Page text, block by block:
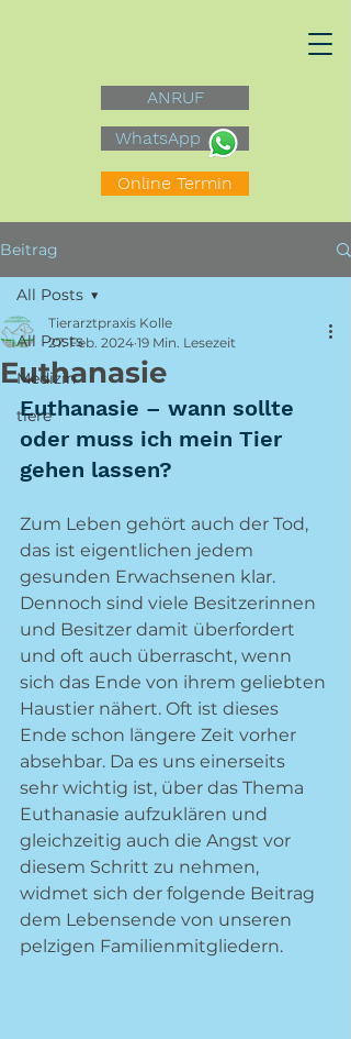
ANRUF
WhatsApp
Online Termin
Beitrag
All Posts
Medizin
tiere
All Posts
Euthanasie
Tierarztpraxis Kolle
27. Feb. 2024 19 Min. Lesezeit
Euthanasie – wann sollte
oder muss ich mein Tier
gehen lassen?
Zum Leben gehört auch der Tod,
das ist eigentlichen jedem
gesunden Erwachsenen klar.
Dennoch sind viele Besitzerinnen
und Besitzer damit überfordert
und oft auch überrascht, wenn
sich das Ende von ihrem geliebten
Haustier nähert. Oft ist dieses
Ende schon längere Zeit vorher
absehbar. Da es uns einerseits
sehr wichtig ist, über das Thema
Euthanasie aufzuklären und
gleichzeitig auch die Angst vor
diesem Schritt zu nehmen,
widmet sich der folgende Beitrag
dem Lebensende von unseren
pelzigen Familienmitgliedern.